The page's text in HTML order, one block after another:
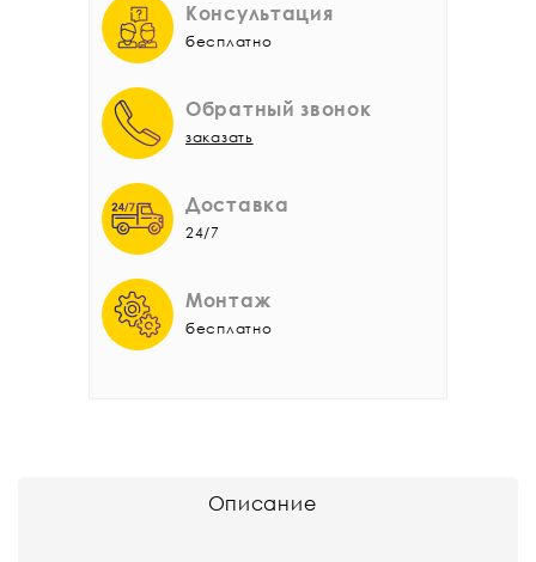
Консультация
бесплатно
Обратный звонок
заказать
Доставка
24/7
Монтаж
бесплатно
Описание